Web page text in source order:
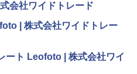
会社ワイドトレード
| 株式会社ワイドトレー
ート Leofoto | 株式会社ワイ